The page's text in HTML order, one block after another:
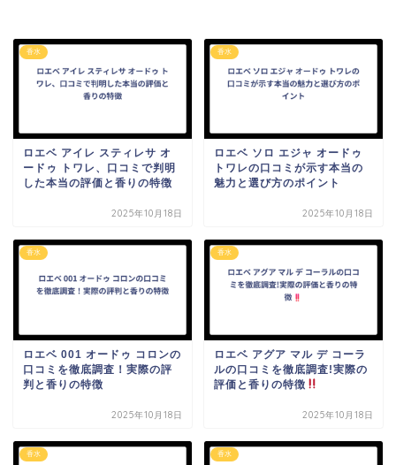
香水
ロエベ アイレ スティレサ オ
ードゥ トワレ、口コミで判明
した本当の評価と香りの特徴
2025年10月18日
香水
ロエベ ソロ エジャ オードゥ
トワレの口コミが示す本当の
魅力と選び方のポイント
2025年10月18日
香水
ロエベ 001 オードゥ コロンの
口コミを徹底調査！実際の評
判と香りの特徴
2025年10月18日
香水
ロエベ アグア マル デ コーラ
ルの口コミを徹底調査!実際の
評価と香りの特徴
2025年10月18日
香水 香水